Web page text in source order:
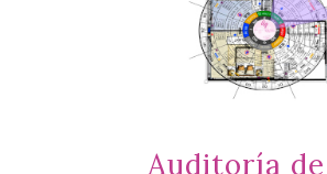
Auditoría de